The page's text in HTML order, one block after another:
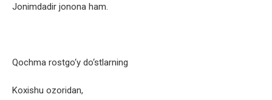
Jonimdadir jonona ham.
Qochma rostgo‘y do‘stlarning
Koxishu ozoridan,